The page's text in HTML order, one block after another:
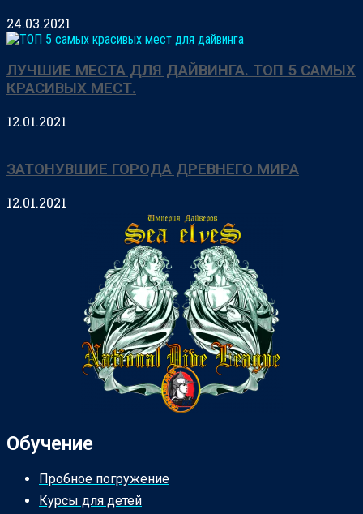
24.03.2021
ЛУЧШИЕ МЕСТА ДЛЯ ДАЙВИНГА. ТОП 5 САМЫХ
КРАСИВЫХ МЕСТ.
12.01.2021
ЗАТОНУВШИЕ ГОРОДА ДРЕВНЕГО МИРА
12.01.2021
Обучение
Пробное погружение
Курсы для детей